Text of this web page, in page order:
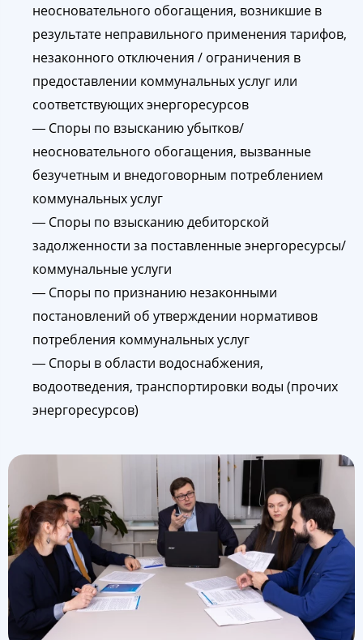
неосновательного обогащения, возникшие в
результате неправильного применения тарифов,
незаконного отключения / ограничения в
предоставлении коммунальных услуг или
соответствующих энергоресурсов
― Споры по взысканию убытков/
неосновательного обогащения, вызванные
безучетным и внедоговорным потреблением
коммунальных услуг
― Споры по взысканию дебиторской
задолженности за поставленные энергоресурсы/
коммунальные услуги
― Споры по признанию незаконными
постановлений об утверждении нормативов
потребления коммунальных услуг
― Споры в области водоснабжения,
водоотведения, транспортировки воды (прочих
энергоресурсов)